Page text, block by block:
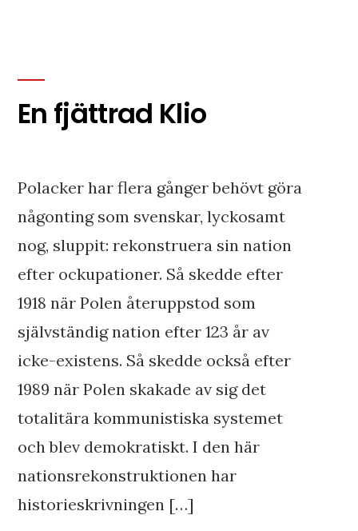
En fjättrad Klio
Polacker har flera gånger behövt göra
någonting som svenskar, lyckosamt
nog, sluppit: rekonstruera sin nation
efter ockupationer. Så skedde efter
1918 när Polen återuppstod som
självständig nation efter 123 år av
icke-existens. Så skedde också efter
1989 när Polen skakade av sig det
totalitära kommunistiska systemet
och blev demokratiskt. I den här
nationsrekonstruktionen har
historieskrivningen […]